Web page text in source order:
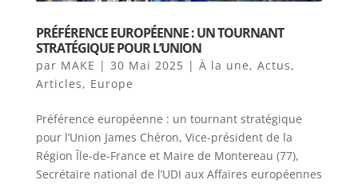
PRÉFÉRENCE EUROPÉENNE : UN TOURNANT
STRATÉGIQUE POUR L’UNION
par MAKE | 30 Mai 2025 | À la une, Actus,
Articles, Europe
Préférence européenne : un tournant stratégique
pour l’Union James Chéron, Vice-président de la
Région Île-de-France et Maire de Montereau (77),
Secrétaire national de l’UDI aux Affaires européennes